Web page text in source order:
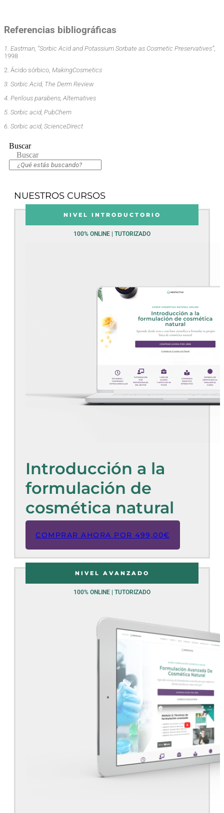
Referencias bibliográficas
1. Eastman, “Sorbic Acid and Potassium Sorbate as Cosmetic Preservatives”,
1998
2. Ácido sórbico, MakingCosmetics
3. Sorbic Acid, The Derm Review
4. Perilous parabens, Alternatives
5. Sorbic acid, PubChem
6. Sorbic acid, ScienceDirect
Buscar
Buscar
NUESTROS CURSOS
NIVEL INTRODUCTORIO
100% ONLINE | TUTORIZADO
Introducción a la
formulación de
cosmética natural
COMPRAR AHORA POR 499,00€
NIVEL AVANZADO
100% ONLINE | TUTORIZADO